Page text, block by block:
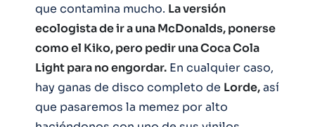
que contamina mucho. La versión
ecologista de ir a una McDonalds, ponerse
como el Kiko, pero pedir una Coca Cola
Light para no engordar. En cualquier caso,
hay ganas de disco completo de Lorde,así
que pasaremos la memez por alto